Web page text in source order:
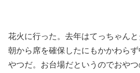
花火に行った。去年はてっちゃん
朝から席を確保したにもかかわら
やつだ。お台場だというのでおや